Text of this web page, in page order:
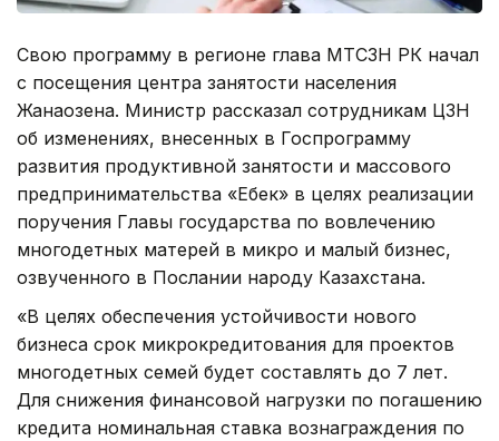
Свою программу в регионе глава МТСЗН РК начал
с посещения центра занятости населения
Жанаозена. Министр рассказал сотрудникам ЦЗН
об изменениях, внесенных в Госпрограмму
развития продуктивной занятости и массового
предпринимательства «Еңбек» в целях реализации
поручения Главы государства по вовлечению
многодетных матерей в микро и малый бизнес,
озвученного в Послании народу Казахстана.
«В целях обеспечения устойчивости нового
бизнеса срок микрокредитования для проектов
многодетных семей будет составлять до 7 лет.
Для снижения финансовой нагрузки по погашению
кредита номинальная ставка вознаграждения по